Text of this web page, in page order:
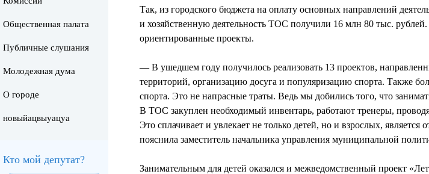
Общественная палата
Публичные слушания
Молодежная дума
О городе
новыйацвыуацуа
Кто мой депутат?
Так, из городского бюджета на оплату основных направлений
и хозяйственную деятельность ТОС получили 16 млн 80 тыс.
ориентированные проекты.
— В ушедшем году получилось реализовать 13 проектов,
территорий, организацию досуга и популяризацию спорта. Также
спорта. Это не напрасные траты. Ведь мы добились того, что
В ТОС закуплен необходимый инвентарь, работают тренеры,
Это сплачивает и увлекает не только детей, но и взрослых,
пояснила заместитель начальника управления муниципальной
Занимательным для детей оказался и межведомственный проект